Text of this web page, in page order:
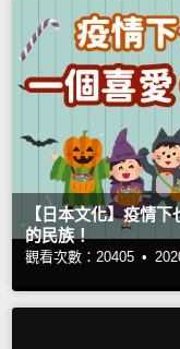
【日本文化】疫情
的民族！
觀看次數：20405 •